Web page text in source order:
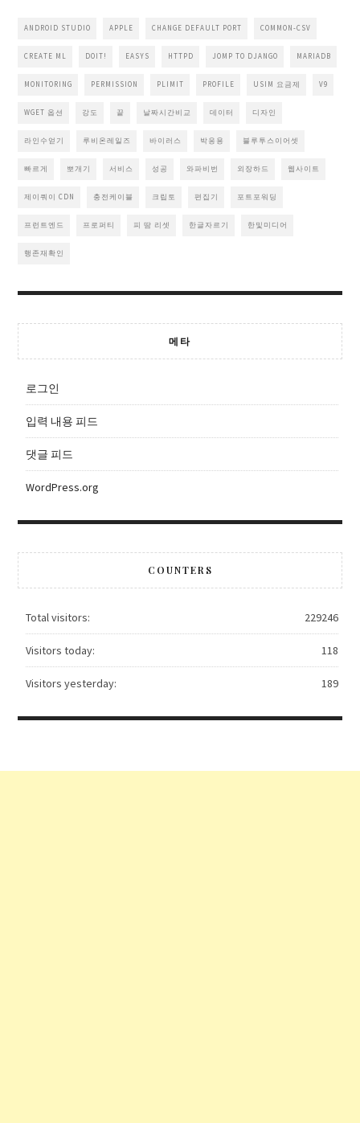
ANDROID STUDIO APPLE CHANGE DEFAULT PORT COMMON-CSV
CREATE ML DOIT! EASYS HTTPD JOMP TO DJANGO MARIADB
MONITORING PERMISSION PLIMIT PROFILE USIM 요금제 V9
WGET 옵션 강도 끝 날짜시간비교 데이터 디자인
라인수얻기 루비온레일즈 바이러스 박응용 블루투스이어셋
빠르게 뽀개기 서비스 성공 와파비번 외장하드 웹사이트
제이쿼이 CDN 충전케이블 크립토 편집기 포트포워딩
프런트엔드 프로퍼티 피 땀 리셋 한글자르기 한및미디어
행존재확인
메타
로그인
입력 내용 피드
댓글 피드
WordPress.org
COUNTERS
229246
Total visitors:
118
Visitors today:
189
Visitors yesterday: